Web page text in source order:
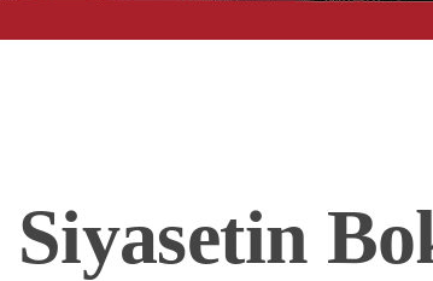
Siyasetin